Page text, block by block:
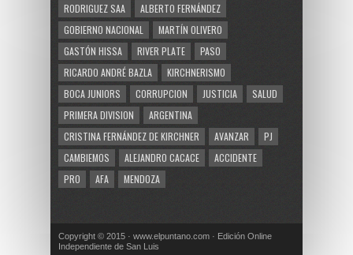
RODRIGUEZ SAA
ALBERTO FERNÁNDEZ
GOBIERNO NACIONAL
MARTÍN OLIVERO
GASTÓN HISSA
RIVER PLATE
PASO
RICARDO ANDRÉ BAZLA
KIRCHNERISMO
BOCA JUNIORS
CORRUPCION JUSTICIA
SALUD
PRIMERA DIVISION
ARGENTINA
CRISTINA FERNÁNDEZ DE KIRCHNER
AVANZAR
PJ
CAMBIEMOS
ALEJANDRO CACACE
ACCIDENTE
PRO
AFA MENDOZA
Copyright © 2015 · www.elpuntano.com · Edición Online
Independiente de San Luis